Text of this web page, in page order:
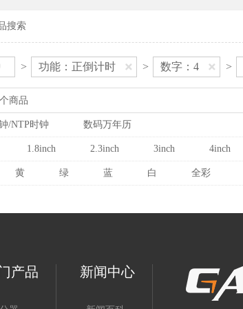
搜索
> 功能：正倒计时 > 数字：4 >
商品
/NTP时钟 数码万年历
1.8inch 2.3inch 3inch 4inch
黄 绿 蓝 白 全彩
产品 新闻中心